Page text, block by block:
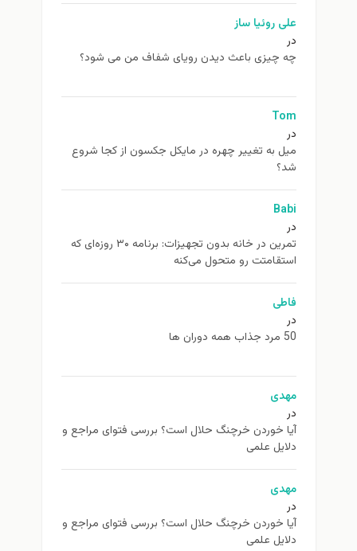
علی روئیا ساز
در
چه چیزی باعث دیدن رویای شفاف من می شود؟
Tom
در
ميل به تغيير چهره در مایکل جکسون از كجا شروع
شد؟
Babi
در
تمرین در خانه بدون تجهیزات: برنامه ۳۰ روزه‌ای که
استقامتت رو متحول می‌کنه
فاطی
در
50 مرد جذاب همه دوران ها
مهدی
در
آیا خوردن خرچنگ حلال است؟ بررسی فتوای مراجع و
دلایل علمی
مهدی
در
آیا خوردن خرچنگ حلال است؟ بررسی فتوای مراجع و
دلایل علمی